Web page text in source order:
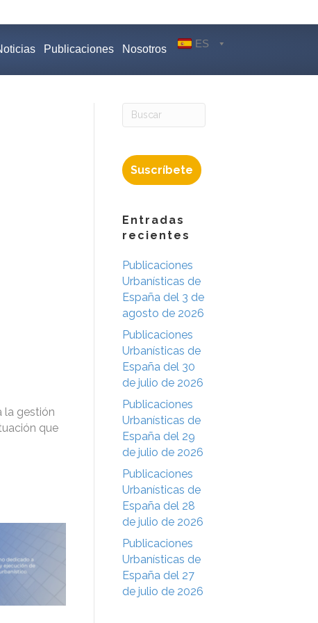
Publicaciones Nosotros ES
la gestión
que
Suscríbete
Entradas
recientes
Publicaciones
Urbanísticas de
España del 3 de
agosto de 2026
Publicaciones
Urbanísticas de
España del 30
de julio de 2026
Publicaciones
Urbanísticas de
España del 29
de julio de 2026
Publicaciones
Urbanísticas de
España del 28
de julio de 2026
Publicaciones
Urbanísticas de
España del 27
de julio de 2026